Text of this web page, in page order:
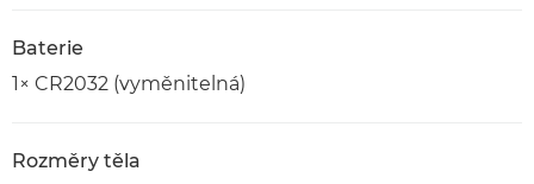
Baterie
1× CR2032 (vyměnitelná)
Rozměry těla